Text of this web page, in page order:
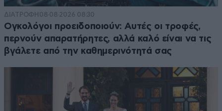
ΔΙΑΤΡΟΦΗ 08·08·2026 08:30
Ογκολόγοι προειδοποιούν: Αυτές οι τροφές,
περνούν απαρατήρητες, αλλά καλό είναι να τις
βγάλετε από την καθημερινότητά σας